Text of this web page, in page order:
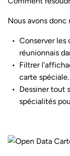
Nous avons
Conserver les
réunionnais
Filtrer
carte spéciale.
Dessiner tout
spécialités